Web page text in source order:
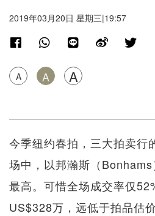
2019年03月20日 星期三|19:57
A A A
今季纽约春拍，三大拍卖行
场中，以邦瀚斯（
最高。可惜全场成交率仅
US$328万，远低于拍品估